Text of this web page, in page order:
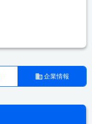
企業情報